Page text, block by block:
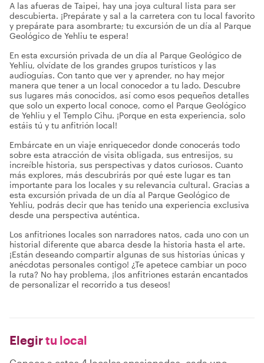
A las afueras de Taipei, hay una joya cultural lista para ser
descubierta. ¡Prepárate y sal a la carretera con tu local favorito
y prepárate para asombrarte; tu excursión de un día al Parque
Geológico de Yehliu te espera!
En esta excursión privada de un día al Parque Geológico de
Yehliu, olvídate de los grandes grupos turísticos y las
audioguías. Con tanto que ver y aprender, no hay mejor
manera que tener a un local conocedor a tu lado. Descubre
sus lugares más conocidos, así como esos pequeños detalles
que solo un experto local conoce, como el Parque Geológico
de Yehliu y el Templo Cihu. ¡Porque en esta experiencia, solo
estáis tú y tu anfitrión local!
Embárcate en un viaje enriquecedor donde conocerás todo
sobre esta atracción de visita obligada, sus entresijos, su
increíble historia, sus perspectivas y datos curiosos. Cuanto
más explores, más descubrirás por qué este lugar es tan
importante para los locales y su relevancia cultural. Gracias a
esta excursión privada de un día al Parque Geológico de
Yehliu, podrás decir que has tenido una experiencia exclusiva
desde una perspectiva auténtica.
Los anfitriones locales son narradores natos, cada uno con un
historial diferente que abarca desde la historia hasta el arte.
¡Están deseando compartir algunas de sus historias únicas y
anécdotas personales contigo! ¿Te apetece cambiar un poco
la ruta? No hay problema, ¡los anfitriones estarán encantados
de personalizar el recorrido a tus deseos!
Elegirtu local